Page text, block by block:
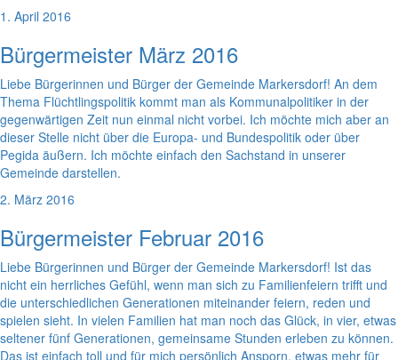
1. April 2016
Bürgermeister März 2016
Liebe Bürgerinnen und Bürger der Gemeinde Markersdorf! An dem
Thema Flüchtlingspolitik kommt man als Kommunalpolitiker in der
gegenwärtigen Zeit nun einmal nicht vorbei. Ich möchte mich aber an
dieser Stelle nicht über die Europa- und Bundespolitik oder über
Pegida äußern. Ich möchte einfach den Sachstand in unserer
Gemeinde darstellen.
2. März 2016
Bürgermeister Februar 2016
Liebe Bürgerinnen und Bürger der Gemeinde Markersdorf! Ist das
nicht ein herrliches Gefühl, wenn man sich zu Familienfeiern trifft und
die unterschiedlichen Generationen miteinander feiern, reden und
spielen sieht. In vielen Familien hat man noch das Glück, in vier, etwas
seltener fünf Generationen, gemeinsame Stunden erleben zu können.
Das ist einfach toll und für mich persönlich Ansporn, etwas mehr für